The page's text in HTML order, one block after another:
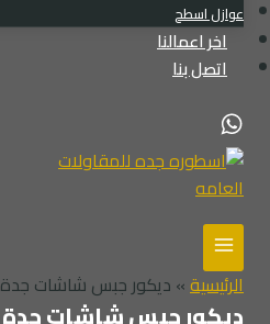
عوازل اسطح
اخر اعمالنا
اتصل بنا
الرئيسية» ديكور جبس شاشات جدة
ديكور جبس شاشات جدة